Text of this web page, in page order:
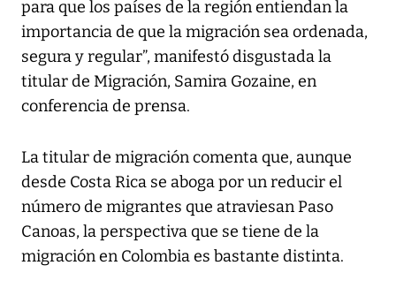
para que los países de la región entiendan la
importancia de que la migración sea ordenada,
segura y regular”, manifestó disgustada la
titular de Migración, Samira Gozaine, en
conferencia de prensa.
La titular de migración comenta que, aunque
desde Costa Rica se aboga por un reducir el
número de migrantes que atraviesan Paso
Canoas, la perspectiva que se tiene de la
migración en Colombia es bastante distinta.